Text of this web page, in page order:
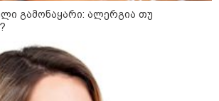
ელექტროენერგიის მასშტაბური
მეტროსა და „საქართველოს
რკინიგზის“ მუშაობა შეფერხდა
გამონაყარი: ალერგია თუ